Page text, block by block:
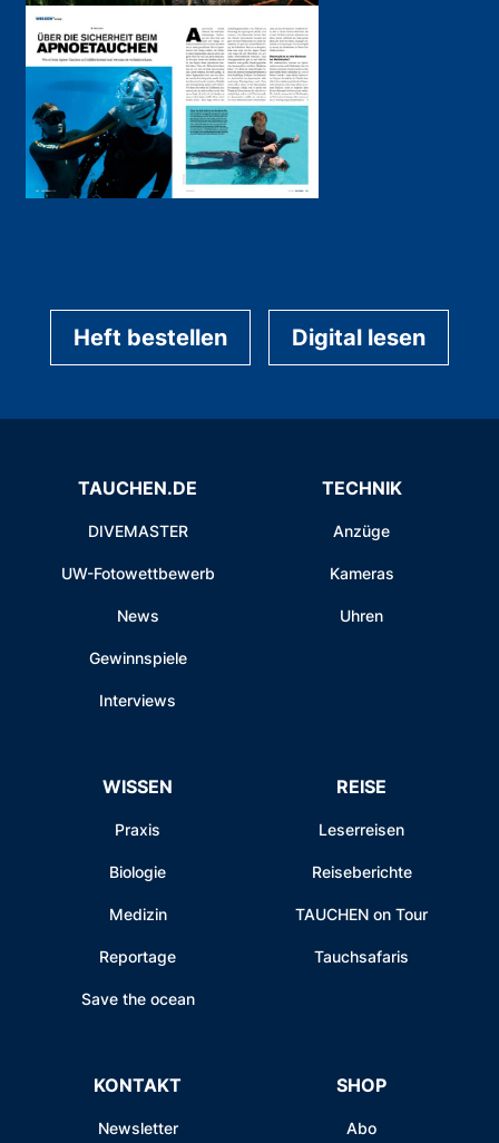
Heft bestellen Digital lesen
TAUCHEN.DE
DIVEMASTER
UW-Fotowettbewerb
News
Gewinnspiele
Interviews
TECHNIK
Anzüge
Kameras
Uhren
WISSEN
Praxis
Biologie
Medizin
Reportage
Save the ocean
REISE
Leserreisen
Reiseberichte
TAUCHEN on Tour
Tauchsafaris
KONTAKT
Newsletter
SHOP
Abo